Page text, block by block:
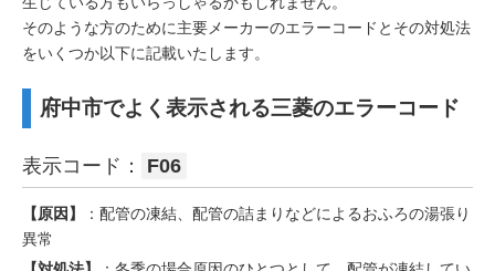
そのような方のために主要メーカーのエラーコードとその対処法
をいくつか以下に記載いたします。
府中市でよく表示される三菱のエラーコード
表示コード： F06
【原因】
：配管の凍結、配管の詰まりなどによるおふろの湯張り
異常